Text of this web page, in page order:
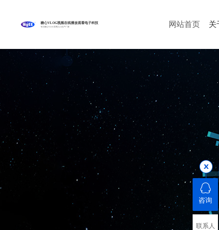
糖心VLOG视频在线播放观看电子科技
专注糖心VLOG官网入口生产厂家 网站首页 关
咨询
联系人